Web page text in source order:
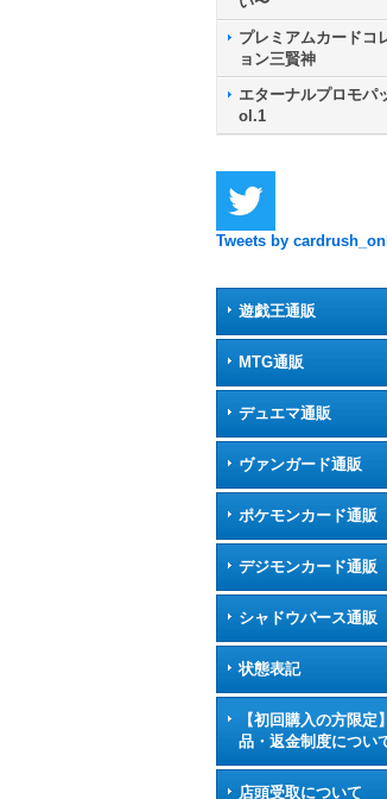
プレミアムカードコ
ョン三賢神
エターナルプロモパ
ol.1
Tweets by
遊戯王通販
MTG通販
デュエマ通販
ヴァンガード通販
ポケモンカード通販
デジモンカード通販
シャドウバース通販
状態表記
【初回購入の方限定
品・返金制度につい
店頭受取について